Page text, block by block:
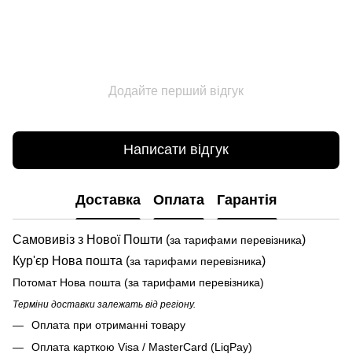
Додайте перший відгук
Написати відгук
Доставка Оплата Гарантія
Самовивіз з Нової Пошти (за тарифами перевізника)
Кур'єр Нова пошта (за тарифами перевізника)
Потомат Нова пошта (за тарифами перевізника)
Терміни доставки залежать від регіону.
Оплата при отриманні товару
Оплата карткою Visa / MasterCard (LiqPay)